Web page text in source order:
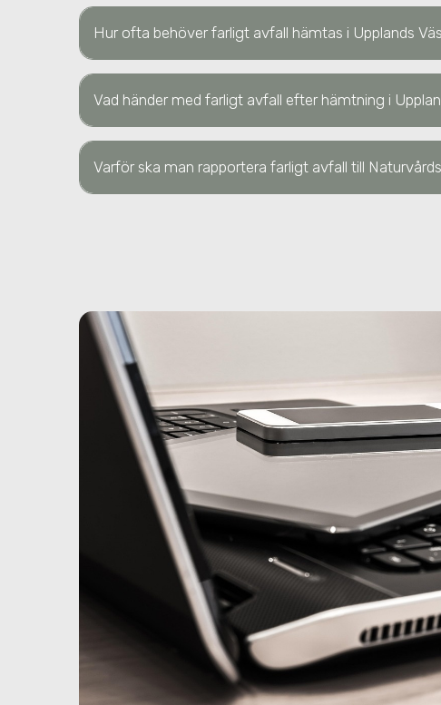
Hur ofta behöver farligt avfall hämtas i Upplands
Vad händer med farligt avfall efter hämtning i
Varför ska man rapportera farligt avfall till